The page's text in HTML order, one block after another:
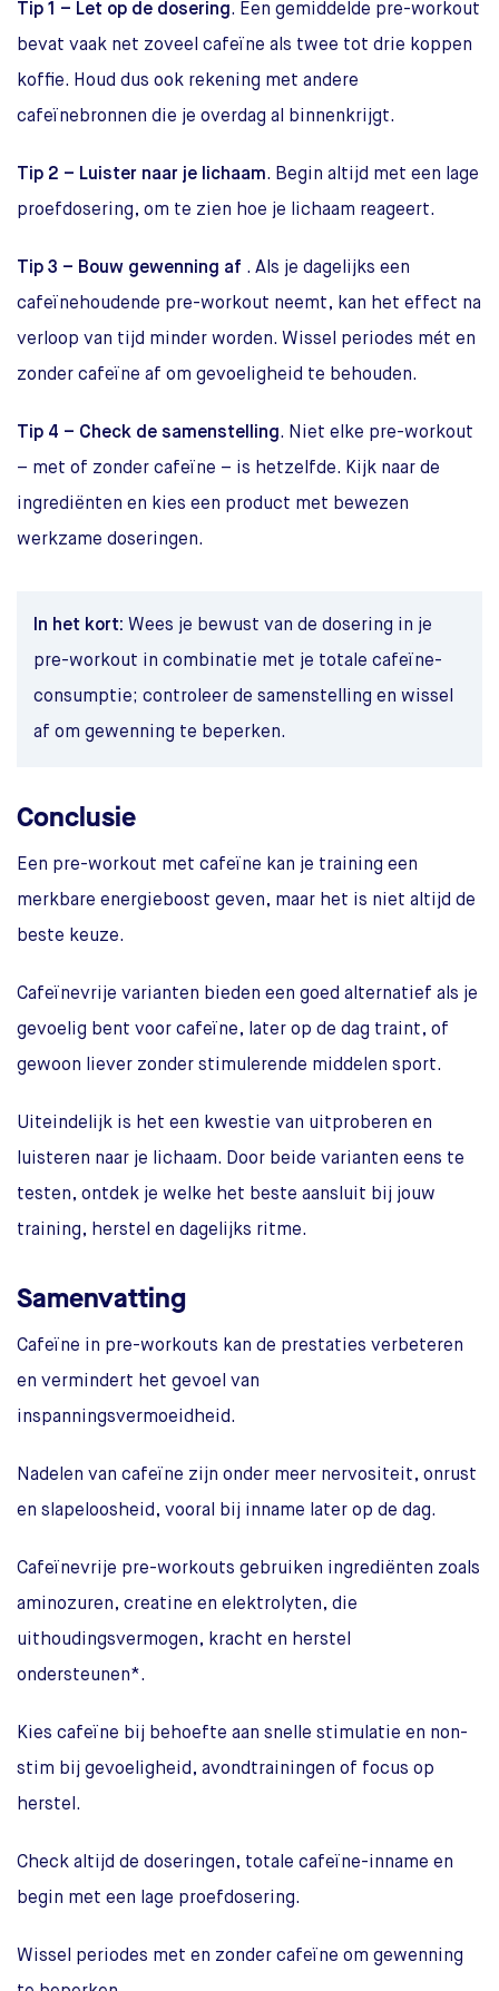
Tip 1 – Let op de dosering. Een gemiddelde pre-workout
bevat vaak net zoveel cafeïne als twee tot drie koppen
koffie. Houd dus ook rekening met andere
cafeïnebronnen die je overdag al binnenkrijgt.
Tip 2 – Luister naar je lichaam. Begin altijd met een lage
proefdosering, om te zien hoe je lichaam reageert.
Tip 3 – Bouw gewenning af . Als je dagelijks een
cafeïnehoudende pre-workout neemt, kan het effect na
verloop van tijd minder worden. Wissel periodes mét en
zonder cafeïne af om gevoeligheid te behouden.
Tip 4 – Check de samenstelling. Niet elke pre-workout
– met of zonder cafeïne – is hetzelfde. Kijk naar de
ingrediënten en kies een product met bewezen
werkzame doseringen.
In het kort: Wees je bewust van de dosering in je
pre-workout in combinatie met je totale cafeïne-
consumptie; controleer de samenstelling en wissel
af om gewenning te beperken.
Conclusie
Een pre-workout met cafeïne kan je training een
merkbare energieboost geven, maar het is niet altijd de
beste keuze.
Cafeïnevrije varianten bieden een goed alternatief als je
gevoelig bent voor cafeïne, later op de dag traint, of
gewoon liever zonder stimulerende middelen sport.
Uiteindelijk is het een kwestie van uitproberen en
luisteren naar je lichaam. Door beide varianten eens te
testen, ontdek je welke het beste aansluit bij jouw
training, herstel en dagelijks ritme.
Samenvatting
Cafeïne in pre-workouts kan de prestaties verbeteren
en vermindert het gevoel van
inspanningsvermoeidheid.
Nadelen van cafeïne zijn onder meer nervositeit, onrust
en slapeloosheid, vooral bij inname later op de dag.
Cafeïnevrije pre-workouts gebruiken ingrediënten zoals
aminozuren, creatine en elektrolyten, die
uithoudingsvermogen, kracht en herstel
ondersteunen*.
Kies cafeïne bij behoefte aan snelle stimulatie en non-
stim bij gevoeligheid, avondtrainingen of focus op
herstel.
Check altijd de doseringen, totale cafeïne-inname en
begin met een lage proefdosering.
Wissel periodes met en zonder cafeïne om gewenning